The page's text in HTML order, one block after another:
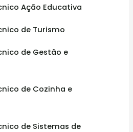
Ação Educativa
de Turismo
de Gestão e
de Cozinha e
de Sistemas de